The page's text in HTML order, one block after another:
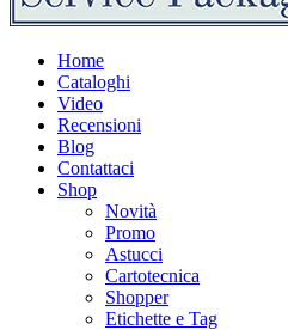
Home
Cataloghi
Video
Recensioni
Blog
Contattaci
Shop
Novità
Promo
Astucci
Cartotecnica
Shopper
Etichette e Tag